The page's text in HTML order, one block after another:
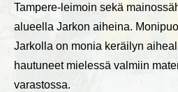
Tampere-leimoin sekä
alueella Jarkon aiheina.
Jarkolla on monia keräilyn
hautuneet mielessä valmiin
varastossa.